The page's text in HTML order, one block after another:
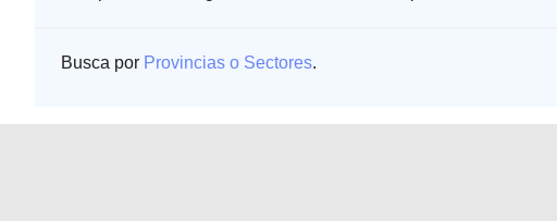
Busca por Provincias o Sectores.